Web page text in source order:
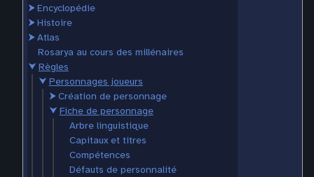
⮞Encyclopédie
⮞Histoire
⮞Atlas
Rosarya au cours des millénaires
⮟ Règles
⮟ Personnages joueurs
⮞Création de personnage
⮟ Fiche de personnage
Arbre linguistique
Capitaux et titres
Compétences
Défauts de personnalité